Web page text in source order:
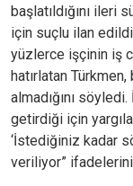
başlatıldığını ileri
için suçlu ilan
yüzlerce işçinin iş
hatırlatan
almadığını
getirdiği için
‘İstediğiniz kadar
veriliyor” ifadelerini